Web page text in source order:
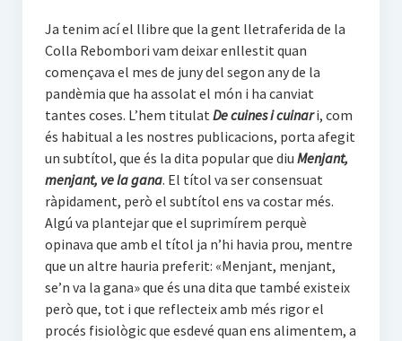
Altres escrits
Multimèdia
Àlbum
Vídeos
Darrers vídeos a Vimeo
Ja tenim ací el llibre que la gent lletraferida de la
Colla Rebombori vam deixar enllestit quan
començava el mes de juny del segon any de la
pandèmia que ha assolat el món i ha canviat
tantes coses. L’hem titulatDe cuines i cuinari, com
és habitual a les nostres publicacions, porta afegit
un subtítol, que és la dita popular que diu Menjant,
menjant, ve la gana. El títol va ser consensuat
ràpidament, però el subtítol ens va costar més.
Algú va plantejar que el suprimírem perquè
opinava que amb el títol ja n’hi havia prou, mentre
que un altre hauria preferit: «Menjant, menjant,
se’n va la gana» que és una dita que també existeix
però que, tot i que reflecteix amb més rigor el
procés fisiològic que esdevé quan ens alimentem, a